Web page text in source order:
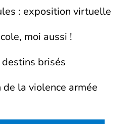
: exposition virtuelle
moi aussi !
brisés
de la violence armée